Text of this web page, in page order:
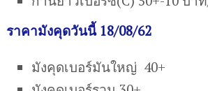
ราคามังคุดวันนี้ 18/08/62
มังคุดเบอร์มันใหญ่ 40+